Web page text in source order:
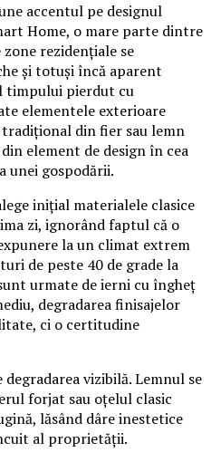
accentul pe designul
Home, o mare parte dintre
rezidențiale se
și totuși încă aparent
timpului pierdut cu
elementele exterioare
din fier sau lemn
element de design în cea
unei gospodării.
inițial materialele clasice
zi, ignorând faptul că o
la un climat extrem
de peste 40 de grade la
urmate de ierni cu îngheț
degradarea finisajelor
ci o certitudine
vizibilă. Lemnul se
forjat sau oțelul clasic
lăsând dâre inestetice
al proprietății.